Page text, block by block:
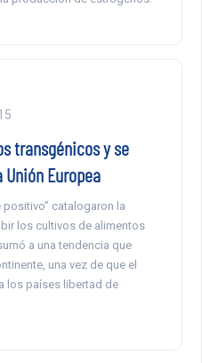
transgénicos y se
Europea
catalogaron la
los cultivos de alimentos
a una tendencia que
una vez de que el
los países libertad de